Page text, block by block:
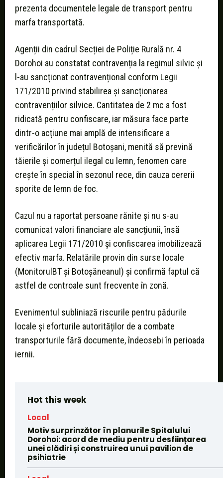
prezenta documentele legale de transport pentru
marfa transportată.
Agenții din cadrul Secției de Poliție Rurală nr. 4
Dorohoi au constatat contravenția la regimul silvic și
l-au sancționat contravențional conform Legii
171/2010 privind stabilirea și sancționarea
contravențiilor silvice. Cantitatea de 2 mc a fost
ridicată pentru confiscare, iar măsura face parte
dintr-o acțiune mai amplă de intensificare a
verificărilor în județul Botoșani, menită să prevină
tăierile și comerțul ilegal cu lemn, fenomen care
crește în special în sezonul rece, din cauza cererii
sporite de lemn de foc.
Cazul nu a raportat persoane rănite și nu s-au
comunicat valori financiare ale sancțiunii, însă
aplicarea Legii 171/2010 și confiscarea imobilizează
efectiv marfa. Relatările provin din surse locale
(MonitorulBT și Botoșăneanul) și confirmă faptul că
astfel de controale sunt frecvente în zonă.
Evenimentul subliniază riscurile pentru pădurile
locale și eforturile autorităților de a combate
transporturile fără documente, îndeosebi în perioada
iernii.
Hot this week
Local
Motiv surprinzător în planurile Spitalului
Dorohoi: acord de mediu pentru desființarea
unei clădiri și construirea unui pavilion de
psihiatrie